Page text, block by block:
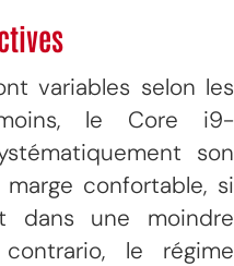
variables selon les
le Core i9-
son
confortable, si
dans une moindre
le régime